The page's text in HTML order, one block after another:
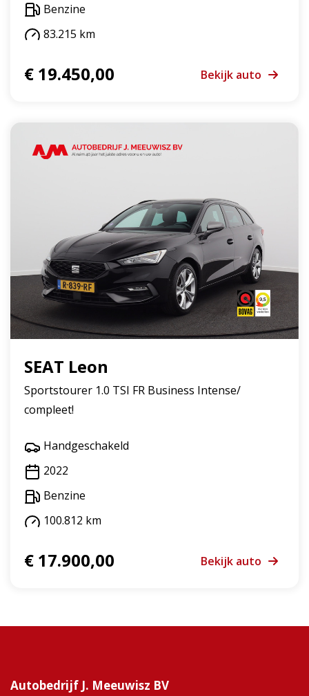
Benzine
83.215 km
€ 19.450,00 Bekijk auto
SEAT Leon
Sportstourer 1.0 TSI FR Business Intense/
compleet!
Handgeschakeld
2022
Benzine
100.812 km
€ 17.900,00 Bekijk auto
Autobedrijf J. Meeuwisz BV